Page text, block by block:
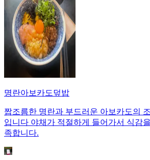
명란아보카도덮밥
짭조름한 명란과 부드러운 아보카도의
입니다 야채가 적절하게 들어가서 식감
족합니다.